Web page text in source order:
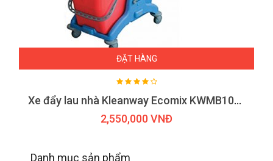
ĐẶT HÀNG
Xe đẩy lau nhà Kleanway Ecomix KWMB1000R
2,550,000 VNĐ
Danh mục sản phẩm